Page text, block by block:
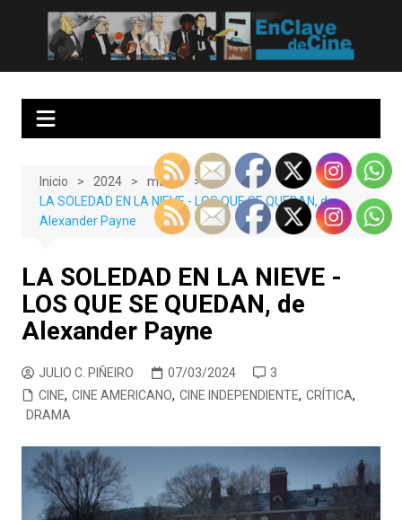
contenido
EnClave de Cine
Crítica cinematográfica y audiovisual. Punto de encuentro para los
Inicio 2024
marzo
LA SOLEDAD EN LA NIEVE - LOS QUE SE QUEDAN, de
Alexander Payne
LA SOLEDAD EN LA NIEVE -
LOS QUE SE QUEDAN, de
Alexander Payne
JULIO C. PIÑEIRO 07/03/2024
3
CINE, CINE AMERICANO, CINE INDEPENDIENTE, CRÍTICA,
DRAMA